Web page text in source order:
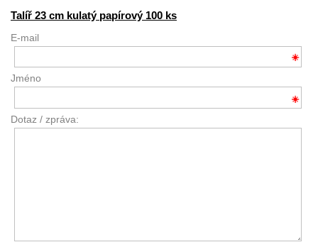
Talíř 23 cm kulatý papírový 100 ks
E-mail
Jméno
Dotaz / zpráva: